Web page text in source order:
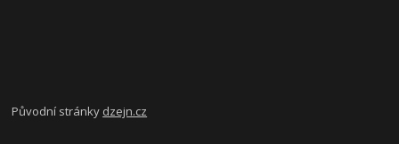
Původní stránky dzejn.cz